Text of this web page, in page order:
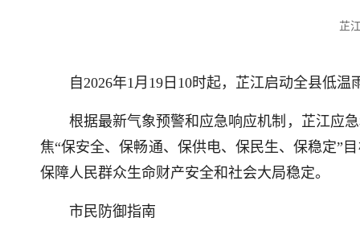
芷
自2026年1月19日10时起，芷江启动全县低
根据最新气象预警和应急响应机制，芷江应
焦“保安全、保畅通、保供电、保民生、保稳定”
保障人民群众生命财产安全和社会大局稳定。
市民防御指南